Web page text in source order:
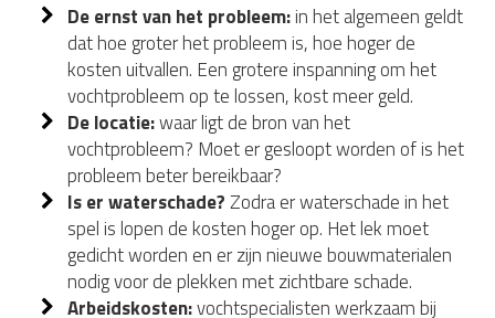
De ernst van het probleem:in het algemeen geldt
dat hoe groter het probleem is, hoe hoger de
kosten uitvallen. Een grotere inspanning om het
vochtprobleem op te lossen, kost meer geld.
De locatie:waar ligt de bron van het
vochtprobleem? Moet er gesloopt worden of is het
probleem beter bereikbaar?
Is er waterschade? Zodra er waterschade in het
spel is lopen de kosten hoger op. Het lek moet
gedicht worden en er zijn nieuwe bouwmaterialen
nodig voor de plekken met zichtbare schade.
Arbeidskosten:vochtspecialisten werkzaam bij